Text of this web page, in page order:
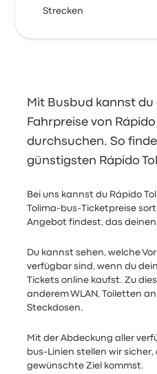
Strecken
Mit Busbud kannst du
Fahrpreise von Rápido
durchsuchen. So
günstigsten Rápido
Bei uns kannst du Rápido
Tolima-bus-Ticketpreise
Angebot findest, das
Du kannst sehen, welche
verfügbar sind, wenn du
Tickets online kaufst. Zu
anderem WLAN, Toiletten
Steckdosen.
Mit der Abdeckung aller
bus-Linien stellen wir
gewünschte Ziel kommst.